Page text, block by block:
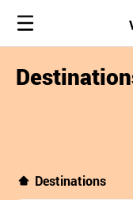
Destinations